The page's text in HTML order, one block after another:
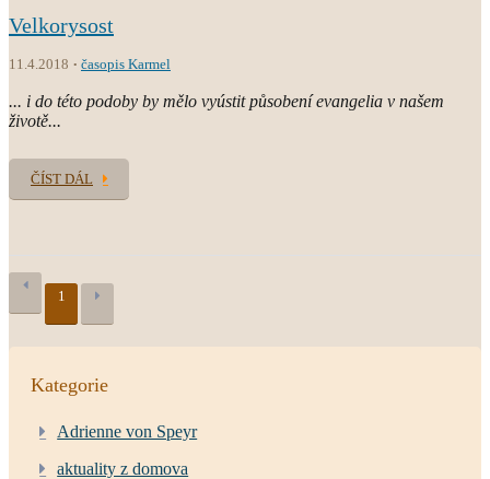
Velkorysost
11.4.2018 časopis Karmel
... i do této podoby by mělo vyústit působení evangelia v našem
životě...
ČÍST DÁL
1
Kategorie
Adrienne von Speyr
aktuality z domova